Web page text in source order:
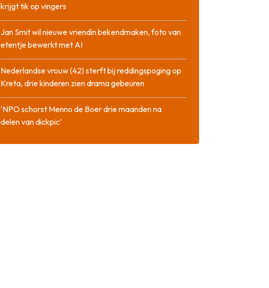
krijgt tik op vingers
Jan Smit wil nieuwe vriendin bekendmaken, foto van
etentje bewerkt met AI
Nederlandse vrouw (42) sterft bij reddingspoging op
Kreta, drie kinderen zien drama gebeuren
‘NPO schorst Menno de Boer drie maanden na
delen van dickpic’